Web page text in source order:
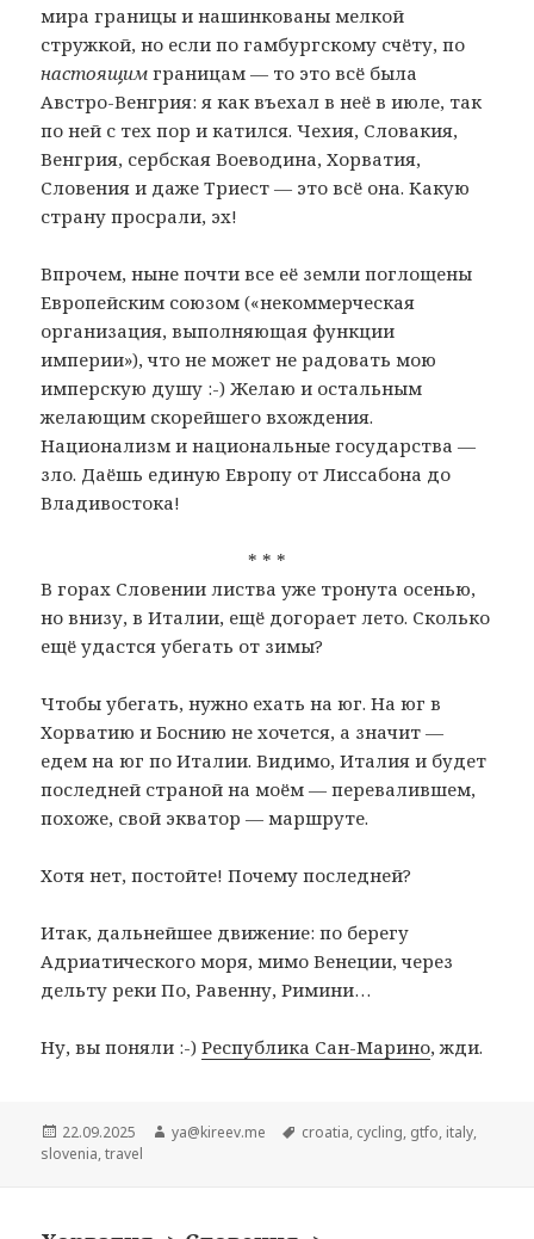
мира границы и нашинкованы мелкой
стружкой, но если по гамбургскому счёту, по
настоящим границам — то это всё была
Австро-Венгрия: я как въехал в неё в июле, так
по ней с тех пор и катился. Чехия, Словакия,
Венгрия, сербская Воеводина, Хорватия,
Словения и даже Триест — это всё она. Какую
страну просрали, эх!
Впрочем, ныне почти все её земли поглощены
Европейским союзом («некоммерческая
организация, выполняющая функции
империи»), что не может не радовать мою
имперскую душу :-) Желаю и остальным
желающим скорейшего вхождения.
Национализм и национальные государства —
зло. Даёшь единую Европу от Лиссабона до
Владивостока!
* * *
В горах Словении листва уже тронута осенью,
но внизу, в Италии, ещё догорает лето. Сколько
ещё удастся убегать от зимы?
Чтобы убегать, нужно ехать на юг. На юг в
Хорватию и Боснию не хочется, а значит —
едем на юг по Италии. Видимо, Италия и будет
последней страной на моём — перевалившем,
похоже, свой экватор — маршруте.
Хотя нет, постойте! Почему последней?
Итак, дальнейшее движение: по берегу
Адриатического моря, мимо Венеции, через
дельту реки По, Равенну, Римини…
Ну, вы поняли :-)Республика Сан-Марино, жди.
Опубликовано
22.09.2025 Автор
ya@kireev.me Метки
croatia, cycling, gtfo, italy,
slovenia,travel